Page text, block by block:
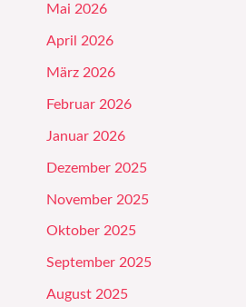
Mai 2026
April 2026
März 2026
Februar 2026
Januar 2026
Dezember 2025
November 2025
Oktober 2025
September 2025
August 2025